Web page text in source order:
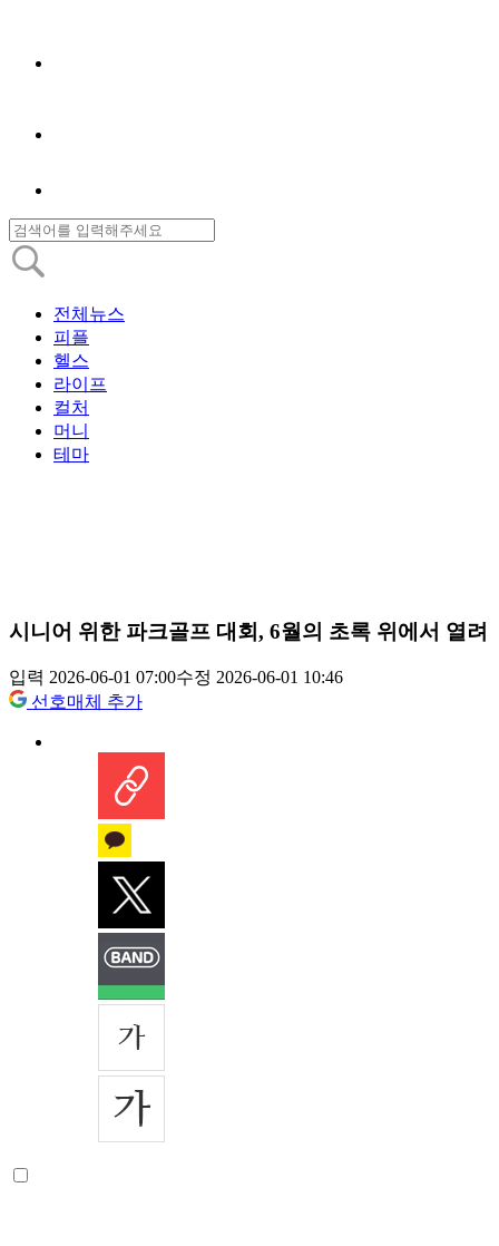
전체뉴스
피플
헬스
라이프
컬처
머니
테마
시니어 위한 파크골프 대회, 6월의 초록 위에서 열려
입력 2026-06-01 07:00수정 2026-06-01 10:46
선호매체 추가